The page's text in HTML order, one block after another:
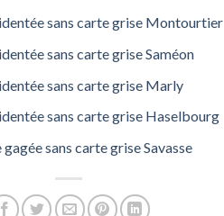
sans carte grise Montourtier
sans carte grise Saméon
sans carte grise Marly
sans carte grise Haselbourg
sans carte grise Savasse